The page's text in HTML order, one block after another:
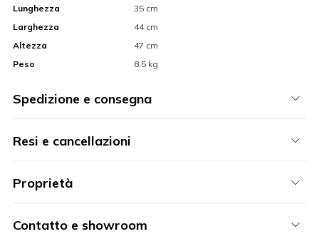
Lunghezza
35 cm
Larghezza
44 cm
Altezza
47 cm
Peso
8.5 kg
Spedizione e consegna
Resi e cancellazioni
Proprietà
Contatto e showroom